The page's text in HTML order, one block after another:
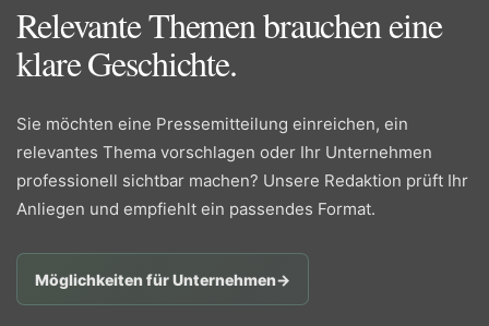
Relevante Themen brauchen eine
klare Geschichte.
Sie möchten eine Pressemitteilung einreichen, ein
relevantes Thema vorschlagen oder Ihr Unternehmen
professionell sichtbar machen? Unsere Redaktion prüft Ihr
Anliegen und empfiehlt ein passendes Format.
Möglichkeiten für Unternehmen→